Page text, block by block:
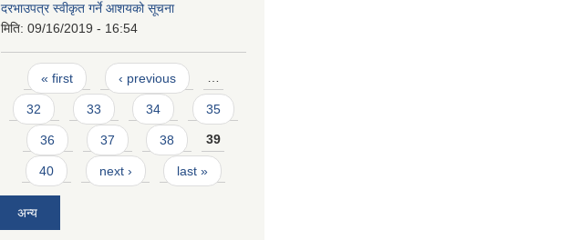
दरभाउपत्र स्वीकृत गर्ने आशयको सूचना
मिति: 09/16/2019 - 16:54
Pages
« first ‹ previous …
32 33 34 35
36 37 38 39
40 next › last »
अन्य